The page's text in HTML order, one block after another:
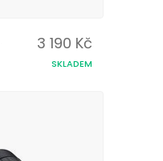
3 190 Kč
SKLADEM